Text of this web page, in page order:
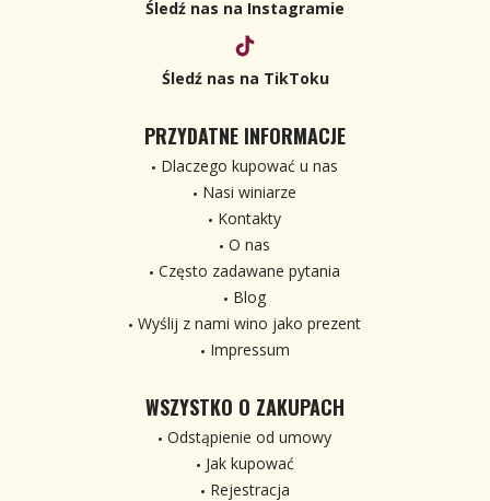
Śledź nas na Instagramie
Śledź nas na TikToku
PRZYDATNE INFORMACJE
Dlaczego kupować u nas
Nasi winiarze
Kontakty
O nas
Często zadawane pytania
Blog
Wyślij z nami wino jako prezent
Impressum
WSZYSTKO O ZAKUPACH
Odstąpienie od umowy
Jak kupować
Rejestracja